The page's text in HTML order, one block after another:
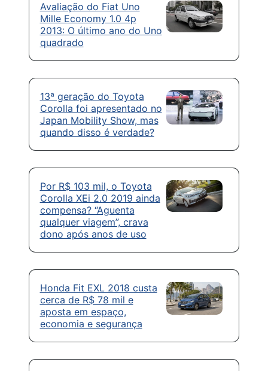
Avaliação do Fiat Uno
Mille Economy 1.0 4p
2013: O último ano do Uno
quadrado
13ª geração do Toyota
Corolla foi apresentado no
Japan Mobility Show, mas
quando disso é verdade?
Por R$ 103 mil, o Toyota
Corolla XEi 2.0 2019 ainda
compensa? “Aguenta
qualquer viagem”, crava
dono após anos de uso
Honda Fit EXL 2018 custa
cerca de R$ 78 mil e
aposta em espaço,
economia e segurança